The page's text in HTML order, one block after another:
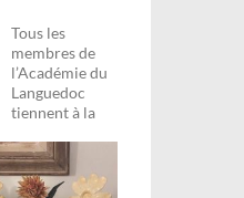
Tous les
membres de
l’Académie du
Languedoc
tiennent à la